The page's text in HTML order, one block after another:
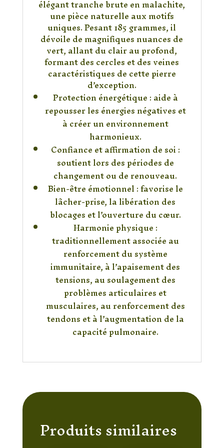
élégant tranche brute en malachite,
une pièce naturelle aux motifs
uniques. Pesant 185 grammes, il
dévoile de magnifiques nuances de
vert, allant du clair au profond,
formant des cercles et des veines
caractéristiques de cette pierre
d’exception.
Protection énergétique : aide à
repousser les énergies négatives et
à créer un environnement
harmonieux.
Confiance et affirmation de soi :
soutient lors des périodes de
changement ou de renouveau.
Bien-être émotionnel : favorise le
lâcher-prise, la libération des
blocages et l’ouverture du cœur.
Harmonie physique :
traditionnellement associée au
renforcement du système
immunitaire, à l’apaisement des
tensions, au soulagement des
problèmes articulaires et
musculaires, au renforcement des
tendons et à l’augmentation de la
capacité pulmonaire.
Produits similaires